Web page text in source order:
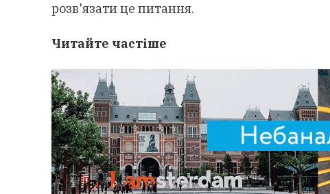
розв'язати це питання.
Читайте частіше